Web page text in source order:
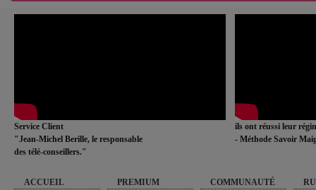
Service Client
"Jean-Michel Berille, le responsable
des télé-conseillers."
ils ont réussi leur
- Méthode Savoir
ACCUEIL PREMIUM COMMUNAUTÉ